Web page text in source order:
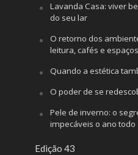
Lavanda Casa: viver
do seu lar
O retorno dos
leitura, cafés e
Quando a estética
O poder de se
Pele de inverno: o
impecáveis o ano todo
Edição 43